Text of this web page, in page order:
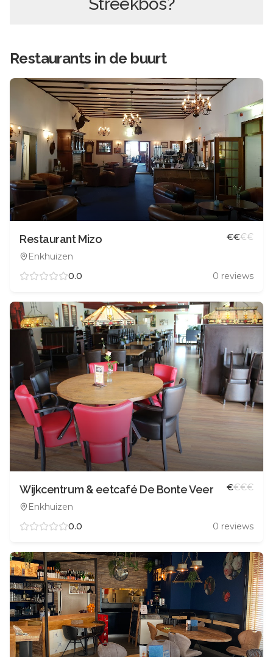
Restaurants in de buurt
Restaurant Mizo
Enkhuizen
€€€€
0.0 0 reviews
Wijkcentrum & eetcafé De Bonte Veer
Enkhuizen
€€€€
0.0 0 reviews